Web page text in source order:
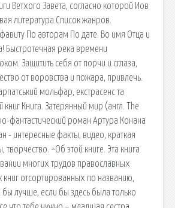
Ветхого Завета, согласно которой Иов
литература Список жанров.
По авторам По дате. Во имя Отца и
Быстротечная река времени
Защитить себя от порчи и сглаза,
от воровства и пожара, привлечь.
мольфар, екстрасенс та
книг Книга. Затерянный мир (англ. The
фантастический роман Артура Конана
- интересные факты, видео, краткая
^Об этой книге. Эта книга
многих трудов православных
книг отсортированных по названию,
лучше, если бы здесь была только